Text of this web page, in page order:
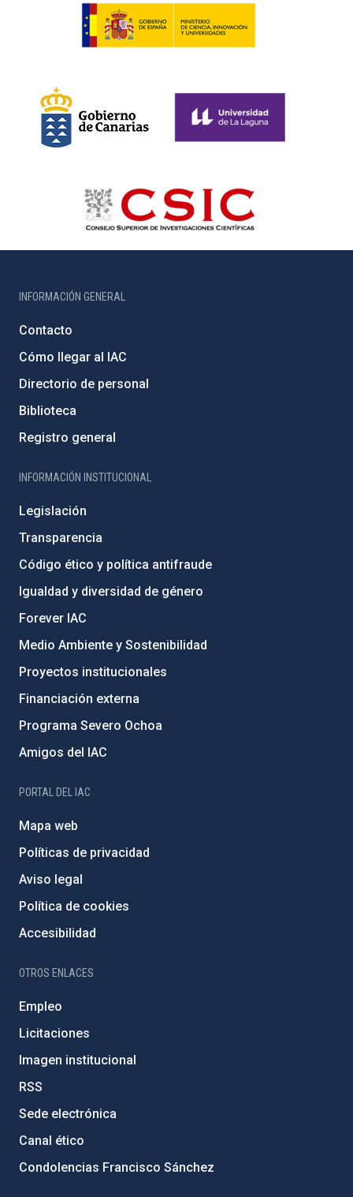
INFORMACIÓN GENERAL
Contacto
Cómo llegar al IAC
Directorio de personal
Biblioteca
Registro general
INFORMACIÓN INSTITUCIONAL
Legislación
Transparencia
Código ético y política antifraude
Igualdad y diversidad de género
Forever IAC
Medio Ambiente y Sostenibilidad
Proyectos institucionales
Financiación externa
Programa Severo Ochoa
Amigos del IAC
PORTAL DEL IAC
Mapa web
Políticas de privacidad
Aviso legal
Política de cookies
Accesibilidad
OTROS ENLACES
Empleo
Licitaciones
Imagen institucional
RSS
Sede electrónica
Canal ético
Condolencias Francisco Sánchez